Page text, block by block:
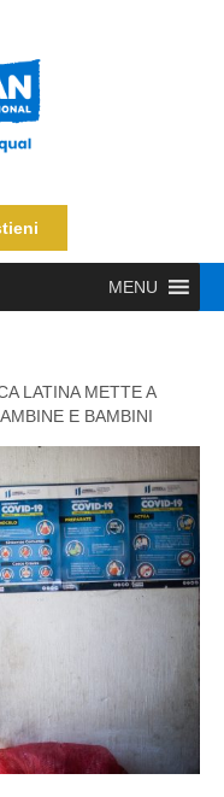
MENU
LATINA METTE A
E BAMBINI